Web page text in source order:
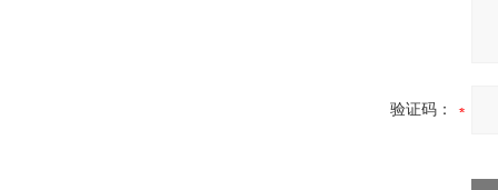
验证码：